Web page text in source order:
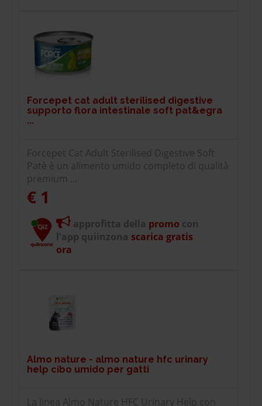
Forcepet cat adult sterilised digestive
supporto flora intestinale soft pat&egra
...
Forcepet Cat Adult Sterilised Digestive Soft
Patè è un alimento umido completo di qualità
premium ...
€ 1
approfitta della promo con
l'app quiinzona scarica gratis
ora
Almo nature - almo nature hfc urinary
help cibo umido per gatti
La linea Almo Nature HFC Urinary Help con